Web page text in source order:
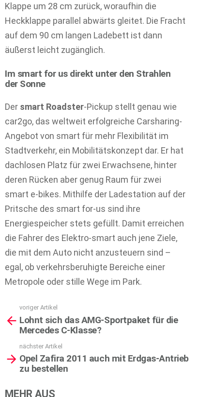
Klappe um 28 cm zurück, woraufhin die
Heckklappe parallel abwärts gleitet. Die Fracht
auf dem 90 cm langen Ladebett ist dann
äußerst leicht zugänglich.
Im smart for us direkt unter den Strahlen
der Sonne
Der smart Roadster-Pickup stellt genau wie
car2go, das weltweit erfolgreiche Carsharing-
Angebot von smart für mehr Flexibilität im
Stadtverkehr, ein Mobilitätskonzept dar. Er hat
dachlosen Platz für zwei Erwachsene, hinter
deren Rücken aber genug Raum für zwei
smart e-bikes. Mithilfe der Ladestation auf der
Pritsche des smart for-us sind ihre
Energiespeicher stets gefüllt. Damit erreichen
die Fahrer des Elektro-smart auch jene Ziele,
die mit dem Auto nicht anzusteuern sind –
egal, ob verkehrsberuhigte Bereiche einer
Metropole oder stille Wege im Park.
more
voriger Artikel
Lohnt sich das AMG-Sportpaket für die
Mercedes C-Klasse?
nächster Artikel
Opel Zafira 2011 auch mit Erdgas-Antrieb
zu bestellen
MEHR AUS